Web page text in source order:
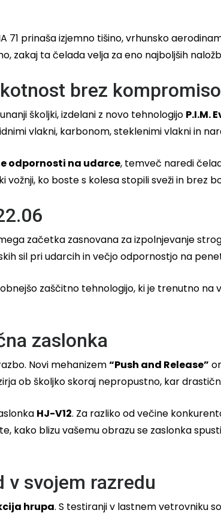
71 prinaša izjemno tišino, vrhunsko
zakaj ta čelada velja za eno najboljših
brez
školjki, izdelani z novo tehnologijo P.I.M.
vlakni, karbonom, steklenimi vlakni in
odpornosti na udarce, temveč naredi
ko boste s kolesa stopili sveži in brez
začetka zasnovana za izpolnjevanje
sil pri udarcih in večjo odpornostjo na
zaščitno tehnologijo, ki je trenutno
zaslonka
Novi mehanizem“Push and Release”
ob školjko skoraj nepropustno, kar
HJ-V12. Za razliko od večine
kako blizu vašemu obrazu se zaslonka
v svojem razredu
hrupa. S testiranji v lastnem vetrovniku